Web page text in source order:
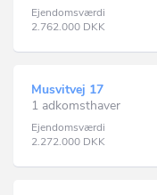
Ejendomsværdi
2.762.000 DKK
Musvitvej 17
1 adkomsthaver
Ejendomsværdi
2.272.000 DKK